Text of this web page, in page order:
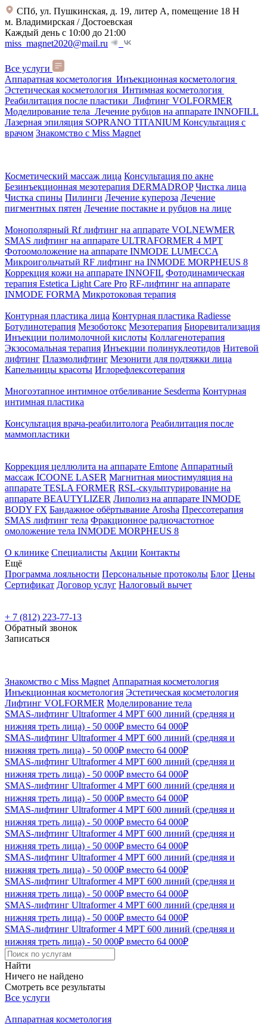
СПб, ул. Пушкинская, д. 19, литер А, помещение 18 Н
м. Владимирская / Достоевская
Каждый день с 10:00 до 21:00
miss_magnet2020@mail.ru
Все услуги
Аппаратная косметология Инъекционная косметология
Эстетическая косметология Интимная косметология
Реабилитация после пластики Лифтинг VOLFORMER
Моделирование тела Лечение рубцов на аппарате INNOFILL
Лазерная эпиляция SOPRANO TITANIUM Консультация с
врачом Знакомство с Miss Magnet
Косметический массаж лица Консультация по акне
Безинъекционная мезотерапия DERMADROP Чистка лица
Чистка спины Пилинги Лечение купероза Лечение
пигментных пятен Лечение постакне и рубцов на лице
Монополярный Rf лифтинг на аппарате VOLNEWMER
SMAS лифтинг на аппарате ULTRAFORMER 4 MРТ
Фотоомоложение на аппарате INMODE LUMECCA
Микроигольчатый RF лифтинг на INMODE MORPHEUS 8
Коррекция кожи на аппарате INNOFIL Фотодинамическая
терапия Estetica Light Care Pro RF-лифтинг на аппарате
INMODE FORMA Микротоковая терапия
Контурная пластика лица Контурная пластика Radiesse
Ботулинотерапия Мезоботокс Мезотерапия Биоревитализация
Инъекции полимолочной кислоты Коллагенотерапия
Экзосомальная терапия Инъекции полинуклеотидов Нитевой
лифтинг Плазмолифтинг Мезонити для подтяжки лица
Капельницы красоты Иглорефлексотерапия
Многоэтапное интимное отбеливание Sesderma Контурная
интимная пластика
Консультация врача-реабилитолога Реабилитация после
маммопластики
Коррекция целлюлита на аппарате Emtone Аппаратный
массаж ICOONE LASER Магнитная миостимуляция на
аппарате TESLA FORMER RSL-скульптурирование на
аппарате BEAUTYLIZER Липолиз на аппарате INMODE
BODY FX Бандажное обёртывание Arosha Прессотерапия
SMAS лифтинг тела Фракционное радиочастотное
омоложение тела INMODE MORPHEUS 8
О клинике Специалисты Акции Контакты
Ещё
Программа лояльности Персональные протоколы Блог Цены
Сертификат Договор услуг Налоговый вычет
+ 7 (812) 223-77-13
Обратный звонок
Записаться
Знакомство с Miss Magnet Аппаратная косметология
Инъекционная косметология Эстетическая косметология
Лифтинг VOLFORMER Моделирование тела
SMAS-лифтинг Ultraformer 4 MPT 600 линий (средняя и
нижняя треть лица) - 50 000₽ вместо 64 000₽
SMAS-лифтинг Ultraformer 4 MPT 600 линий (средняя и
нижняя треть лица) - 50 000₽ вместо 64 000₽
SMAS-лифтинг Ultraformer 4 MPT 600 линий (средняя и
нижняя треть лица) - 50 000₽ вместо 64 000₽
SMAS-лифтинг Ultraformer 4 MPT 600 линий (средняя и
нижняя треть лица) - 50 000₽ вместо 64 000₽
SMAS-лифтинг Ultraformer 4 MPT 600 линий (средняя и
нижняя треть лица) - 50 000₽ вместо 64 000₽
SMAS-лифтинг Ultraformer 4 MPT 600 линий (средняя и
нижняя треть лица) - 50 000₽ вместо 64 000₽
SMAS-лифтинг Ultraformer 4 MPT 600 линий (средняя и
нижняя треть лица) - 50 000₽ вместо 64 000₽
SMAS-лифтинг Ultraformer 4 MPT 600 линий (средняя и
нижняя треть лица) - 50 000₽ вместо 64 000₽
SMAS-лифтинг Ultraformer 4 MPT 600 линий (средняя и
нижняя треть лица) - 50 000₽ вместо 64 000₽
SMAS-лифтинг Ultraformer 4 MPT 600 линий (средняя и
нижняя треть лица) - 50 000₽ вместо 64 000₽
Найти
Ничего не найдено
Смотреть все результаты
Все услуги
Аппаратная косметология